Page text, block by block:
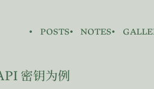
posts notes
密钥为例